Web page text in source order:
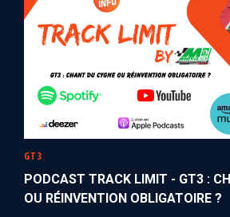
GT3
PODCAST TRACK LIMIT - GT3 :
OU RÉINVENTION OBLIGATOIRE ?